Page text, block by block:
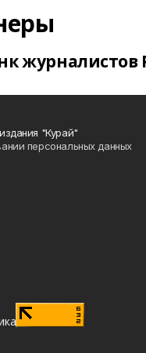
журналистов
"Курай"
персональных данных